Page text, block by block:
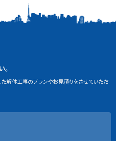
解体工事のプランやお見積りをさせていただ